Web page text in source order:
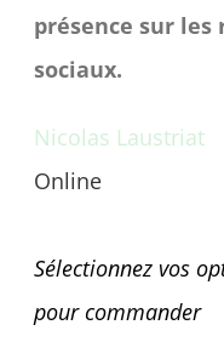
présence sur les
sociaux.
Nicolas Laustriat
Online
Sélectionnez vos
pour commander